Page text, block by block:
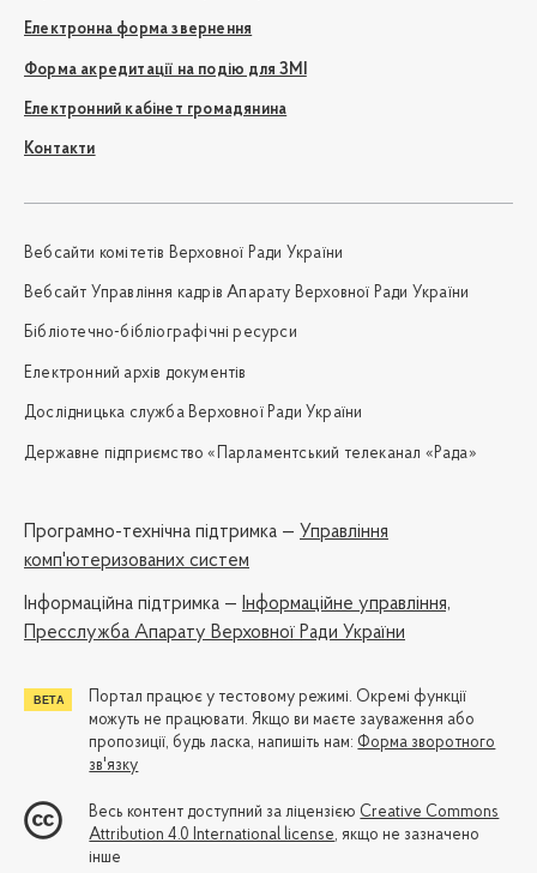
Електронна форма звернення
Форма акредитації на подію для ЗМІ
Електронний кабінет громадянина
Контакти
Вебсайти комітетів Верховної Ради України
Вебсайт Управління кадрів Апарату Верховної Ради України
Бібліотечно-бібліографічні ресурси
Електронний архів документів
Дослідницька служба Верховної Ради України
Державне підприємство «Парламентський телеканал «Рада»
Програмно-технічна підтримка — Управління
комп'ютеризованих систем
Iнформаційна підтримка — Інформаційне управління,
Пресслужба Апарату Верховної Ради України
Портал працює у тестовому режимі. Окремі функції
можуть не працювати. Якщо ви маєте зауваження або
пропозиції, будь ласка, напишіть нам: Форма зворотного
зв'язку
Весь контент доступний за ліцензією Creative Commons
Attribution 4.0 International license, якщо не зазначено
інше